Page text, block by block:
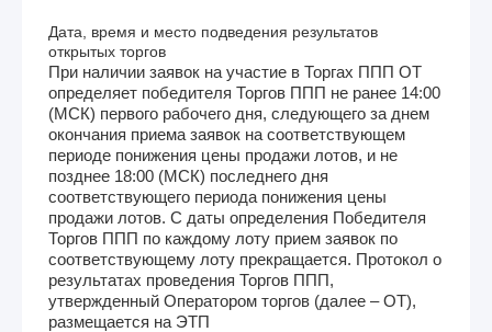
Дата, время и место подведения результатов
открытых торгов
При наличии заявок на участие в Торгах ППП ОТ
определяет победителя Торгов ППП не ранее 14:00
(МСК) первого рабочего дня, следующего за днем
окончания приема заявок на соответствующем
периоде понижения цены продажи лотов, и не
позднее 18:00 (МСК) последнего дня
соответствующего периода понижения цены
продажи лотов. С даты определения Победителя
Торгов ППП по каждому лоту прием заявок по
соответствующему лоту прекращается. Протокол о
результатах проведения Торгов ППП,
утвержденный Оператором торгов (далее – ОТ),
размещается на ЭТП